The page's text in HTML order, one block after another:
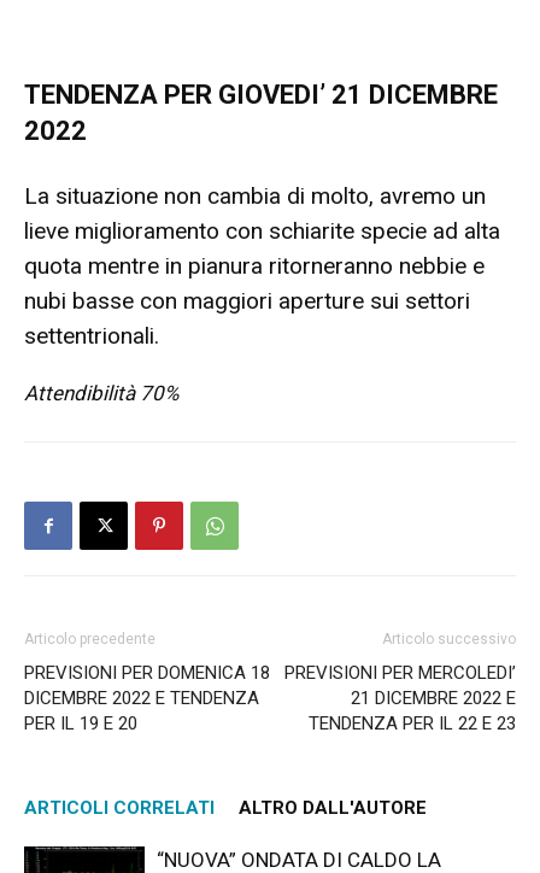
TENDENZA PER GIOVEDI’ 21 DICEMBRE
2022
La situazione non cambia di molto, avremo un
lieve miglioramento con schiarite specie ad alta
quota mentre in pianura ritorneranno nebbie e
nubi basse con maggiori aperture sui settori
settentrionali.
Attendibilità 70%
Articolo precedente
PREVISIONI PER DOMENICA 18
DICEMBRE 2022 E TENDENZA
PER IL 19 E 20
Articolo successivo
PREVISIONI PER MERCOLEDI’
21 DICEMBRE 2022 E
TENDENZA PER IL 22 E 23
ARTICOLI CORRELATI ALTRO DALL'AUTORE
“NUOVA” ONDATA DI CALDO LA